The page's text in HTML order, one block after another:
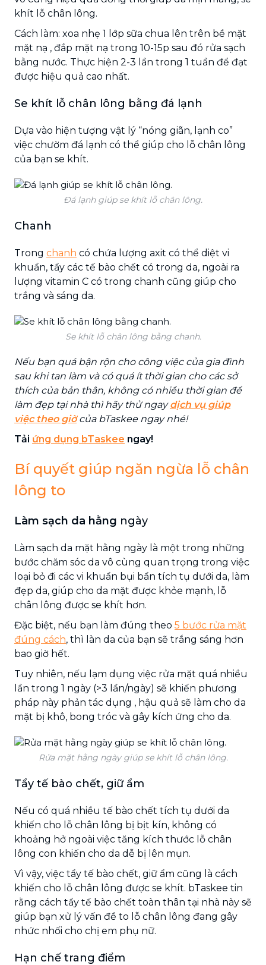
khít lỗ chân lông.
Cách làm: xoa nhẹ 1 lớp sữa chua lên trên bề mặt
mặt nạ , đắp mặt nạ trong 10-15p sau đó rửa sạch
bằng nước. Thực hiện 2-3 lần trong 1 tuần để đạt
được hiệu quả cao nhất.
Se khít lỗ chân lông bằng đá lạnh
Dựa vào hiện tượng vật lý “nóng giãn, lạnh co”
việc chườm đá lạnh có thể giúp cho lỗ chân lông
của bạn se khít.
Đá lạnh giúp se khít lỗ chân lông.
Chanh
Trong chanh có chứa lượng axit có thể diệt vi
khuẩn, tẩy các tế bào chết có trong da, ngoài ra
lượng vitamin C có trong chanh cũng giúp cho
trắng và sáng da.
Se khít lỗ chân lông bằng chanh.
Nếu bạn quá bận rộn cho công việc của gia đình
sau khi tan làm và có quá ít thời gian cho các sở
thích của bản thân, không có nhiều thời gian để
làm đẹp tại nhà thì hãy thử ngaydịch vụ giúp
việc theo giờcủa bTaskee ngay nhé!
Tải ứng dụng bTaskee ngay!
Bí quyết giúp ngăn ngừa lỗ chân
lông to
Làm sạch da hằng ngày
Làm sạch da mặt hằng ngày là một trong những
bước chăm sóc da vô cùng quan trọng trong việc
loại bỏ đi các vi khuẩn bụi bẩn tích tụ dưới da, làm
đẹp da, giúp cho da mặt được khỏe mạnh, lỗ
chân lông được se khít hơn.
Đặc biệt, nếu bạn làm đúng theo 5 bước rửa mặt
đúng cách, thì làn da của bạn sẽ trắng sáng hơn
bao giờ hết.
Tuy nhiên, nếu lạm dụng việc rửa mặt quá nhiều
lần trong 1 ngày (>3 lần/ngày) sẽ khiến phương
pháp này phản tác dụng , hậu quả sẽ làm cho da
mặt bị khô, bong tróc và gây kích ứng cho da.
Rửa mặt hằng ngày giúp se khít lỗ chân lông.
Tẩy tế bào chết, giữ ẩm
Nếu có quá nhiều tế bào chết tích tụ dưới da
khiến cho lỗ chân lông bị bịt kín, không có
khoảng hở ngoài việc tăng kích thước lỗ chân
lông con khiến cho da dễ bị lên mụn.
Vì vậy, việc tẩy tế bào chết, giữ ẩm cũng là cách
khiến cho lỗ chân lông được se khít. bTaskee tin
rằng cách tẩy tế bào chết toàn thân tại nhà này sẽ
giúp bạn xử lý vấn đề to lỗ chân lông đang gây
nhức nhối cho chị em phụ nữ.
Hạn chế trang điểm